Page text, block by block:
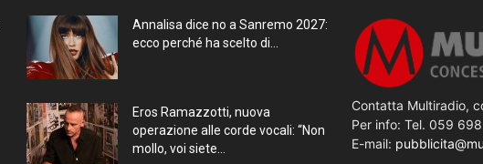
Annalisa dice no a Sanremo 2027:
ecco perché ha scelto di...
Eros Ramazzotti, nuova
operazione alle corde vocali: “Non
mollo, voi siete...
Contatta Multiradio,
Per info: Tel. 059
E-mail: